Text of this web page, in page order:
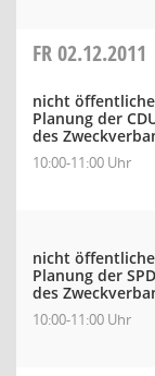
FR02.12.2011
nicht
Planung der
des
10:00-11:00 Uhr
nicht
Planung der
des
10:00-11:00 Uhr